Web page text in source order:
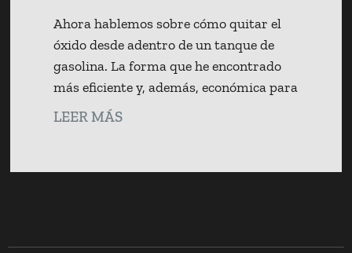
Ahora hablemos sobre cómo quitar el
óxido desde adentro de un tanque de
gasolina. La forma que he encontrado
más eficiente y, además, económica para
LEER MÁS